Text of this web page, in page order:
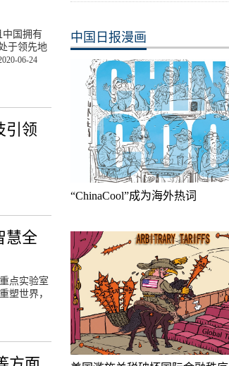
中国拥有
于领先地
06-24
引领
慧全
点实验室
塑世界，
中国日报漫画
“ChinaCool”成为海外热词